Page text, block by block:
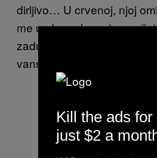
dirljivo… U crvenoj, njoj
me u obraz, kao staru
zadužena za podizanje
vanserijskom pojavom.
Kill the ads for
just $2 a